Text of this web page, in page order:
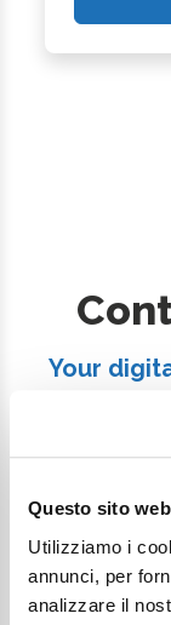
Questo sito
Utilizziamo i
annunci, per
analizzare il
Your